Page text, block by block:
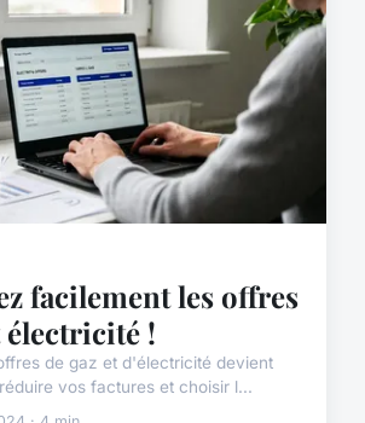
facilement les offres
électricité !
de gaz et d'électricité devient
vos factures et choisir l...